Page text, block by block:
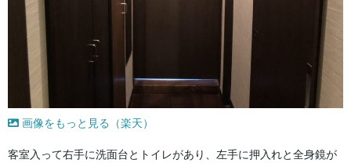
画像をもっと見る（楽天）
客室入って右手に洗面台とトイレがあり、左手に押入れと全身鏡が